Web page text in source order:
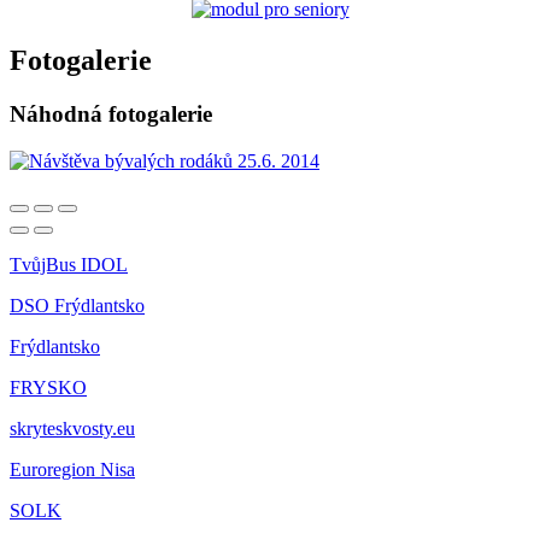
Fotogalerie
Náhodná fotogalerie
TvůjBus IDOL
DSO Frýdlantsko
Frýdlantsko
FRYSKO
skryteskvosty.eu
Euroregion Nisa
SOLK